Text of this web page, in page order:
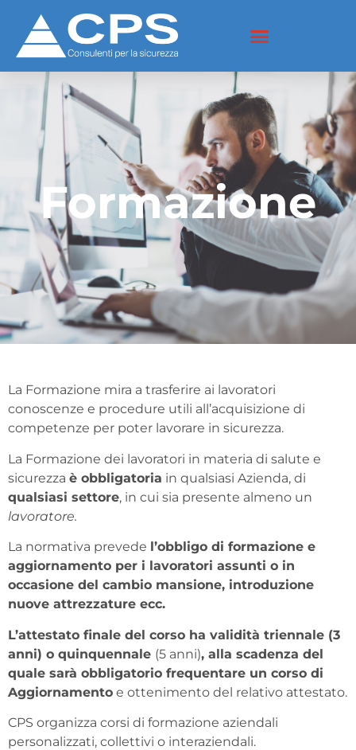
Formazione
La Formazione mira a trasferire ai lavoratori
conoscenze e procedure utili all’acquisizione di
competenze per poter lavorare in sicurezza.
La Formazione dei lavoratori in materia di salute e
sicurezza è obbligatoria in qualsiasi Azienda, di
qualsiasi settore, in cui sia presente almeno un
lavoratore.
La normativa prevede l’obbligo di formazione e
aggiornamento per i lavoratori assunti o in
occasione del cambio mansione, introduzione
nuove attrezzature ecc.
L’attestato finale del corso ha validità triennale (3
anni) o quinquennale (5 anni), alla scadenza del
quale sarà obbligatorio frequentare un corso di
Aggiornamento e ottenimento del relativo attestato.
CPS organizza corsi di formazione aziendali
personalizzati, collettivi o interaziendali.